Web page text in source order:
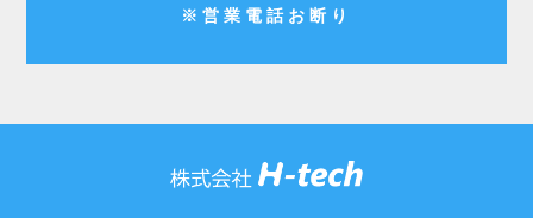
※営業電話お断り